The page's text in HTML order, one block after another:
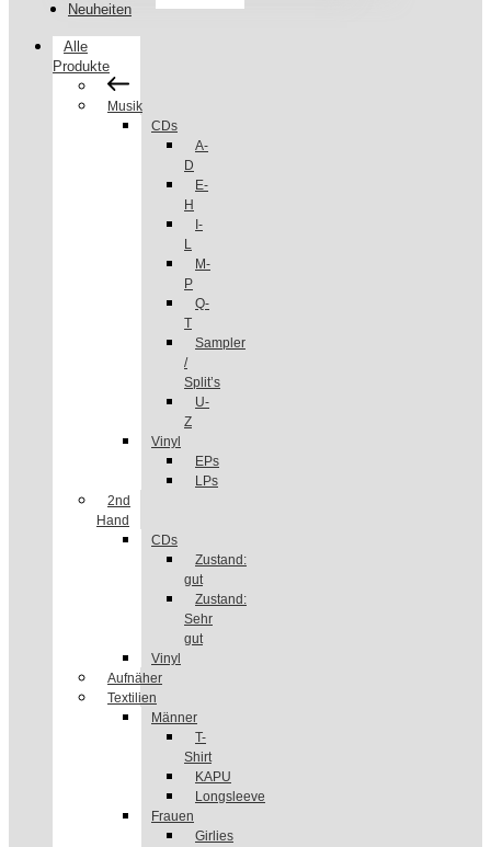
Neuheiten
Alle
Produkte
Musik
CDs
A-
D
E-
H
I-
L
M-
P
Q-
T
Sampler
/
Split’s
U-
Z
Vinyl
EPs
LPs
2nd
Hand
CDs
Zustand:
gut
Zustand:
Sehr
gut
Vinyl
Aufnäher
Textilien
Männer
T-
Shirt
KAPU
Longsleeve
Frauen
Girlies